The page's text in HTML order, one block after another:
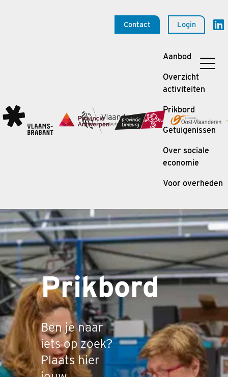
Contact Login
Aanbod
Overzicht
activiteiten
Prikbord
Getuigenissen
Over sociale
economie
Voor overheden
Prikbord
Ben je naar
iets op zoek?
Plaats hier